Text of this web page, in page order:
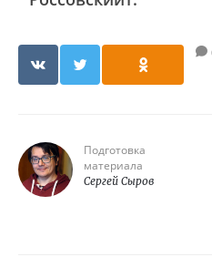
Подготовка
материала
Сергей Сыров